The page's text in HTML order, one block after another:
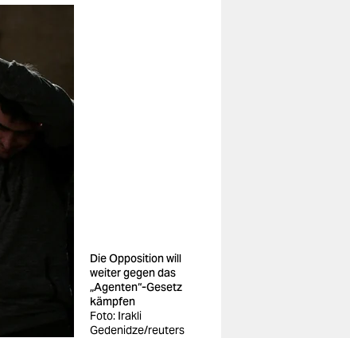
Die Opposition will
weiter gegen das
„Agenten“-Gesetz
kämpfen
Foto: Irakli
Gedenidze/reuters